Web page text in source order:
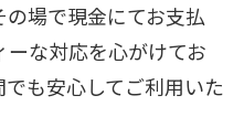
場で現金にてお支払
ーな対応を心がけてお
も安心してご利用いた